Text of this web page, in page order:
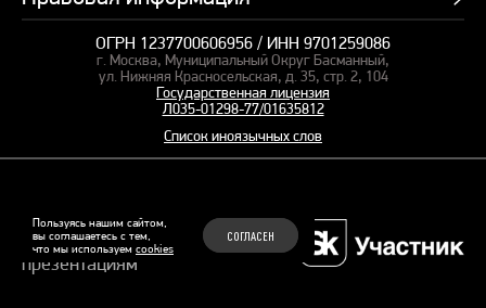
Пользуясь нашим сайтом,
вы соглашаетесь с тем,
что мы используем cookies
СОГЛАСЕН
Корпоративное обучение
Курсы для сотрудников
Пакетные предложения
Вебинары
Студия дизайна
Заказать презентацию
СМИ о нас
Карта сайта
Оферта и лицензия
Политика конфиденциальности
Рекомендательные технологии
Файлы Cookie
ОГРН 1237700606956 / ИНН 9701259086
г. Москва, Муниципальный Округ Басманный,
ул. Нижняя Красносельская, д. 35, стр. 2, 104
Государственная лицензия
Л035-01298-77/01635812
Список иноязычных слов
© 2015–2026 Бонни и Слайд
Обучающие курсы по
презентациям